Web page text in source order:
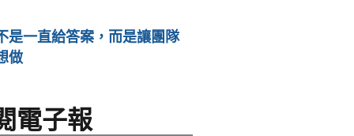
是一直給答案，而是讓團隊
做
電子報